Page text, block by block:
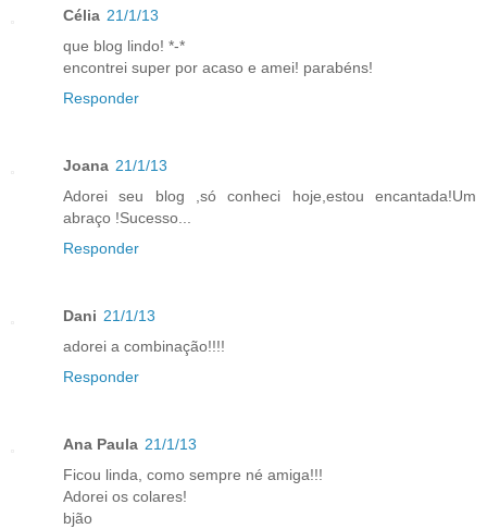
Célia 21/1/13
que blog lindo! *-*
encontrei super por acaso e amei! parabéns!
Responder
Joana 21/1/13
Adorei seu blog ,só conheci hoje,estou encantada!Um
abraço !Sucesso...
Responder
Dani 21/1/13
adorei a combinação!!!!
Responder
Ana Paula 21/1/13
Ficou linda, como sempre né amiga!!!
Adorei os colares!
bjão